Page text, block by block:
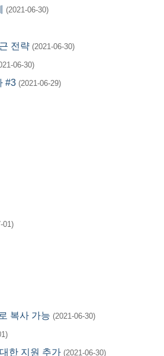
(2021-06-30)
전략 (2021-06-30)
06-30)
#3 (2021-06-29)
01)
복사 가능 (2021-06-30)
한 지원 추가 (2021-06-30)